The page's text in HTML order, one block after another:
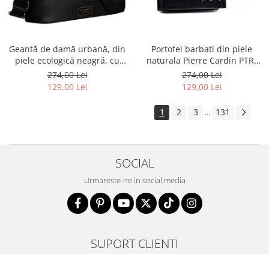
Geantă de damă urbană, din
piele ecologică neagră, cu
curea reglabilă - Peterson
PTR-PTN JK6-06-6642
274,00 Lei
129,00 Lei
Portofel barbati din piele
naturala Pierre Cardin PTR-
8806 TILAK51
274,00 Lei
129,00 Lei
1 2 3 ... 131
SOCIAL
Urmareste-ne in social media
SUPORT CLIENTI